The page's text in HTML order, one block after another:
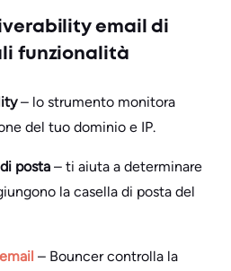
email di
funzionalità
– lo strumento monitora
del tuo dominio e IP.
posta – ti aiuta a determinare
la casella di posta del
– Bouncer controlla la